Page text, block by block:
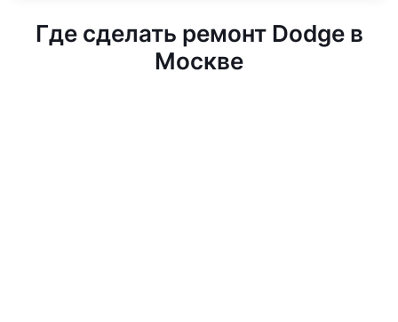
Где сделать ремонт Dodge в
Москве